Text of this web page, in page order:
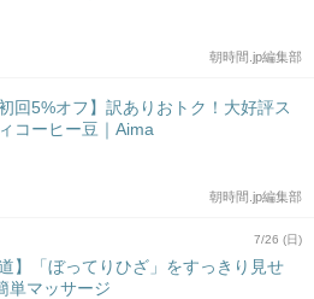
朝時間.jp編集部
回5%オフ】訳ありおトク！大好評ス
コーヒー豆｜Aima
朝時間.jp編集部
7/26 (日)
道】「ぼってりひざ」をすっきり見せ
単マッサージ